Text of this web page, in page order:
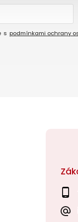
s podmínkami ochrany